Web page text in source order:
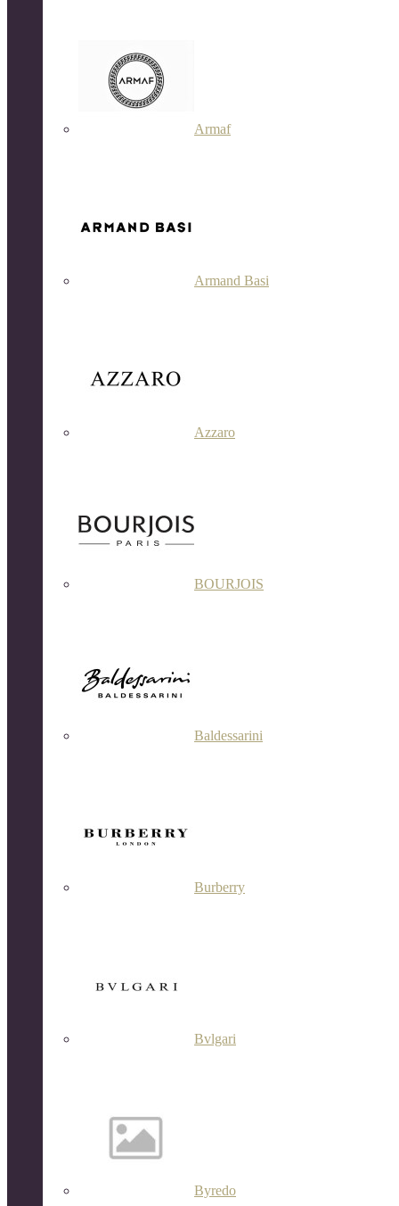
Armaf
Armand Basi
Azzaro
BOURJOIS
Baldessarini
Burberry
Bvlgari
Byredo